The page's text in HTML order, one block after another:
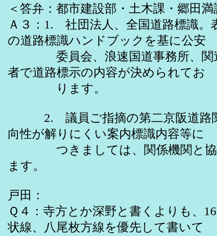
＜答弁：都市建設部・土木課・郷田
Ａ３：1. 社団法人、全国道路標識。
の道路標識ハンドブックを基に公安
委員会、浪速国道事務所、関
者で道路標示の内容が決められてお
ります。
2. 議員ご指摘の第二京阪道路関
向性が解りにくい案内標識内容等に
つきましては、関係機関と協
ます。
戸田：
Ｑ４：寺方とか深野と書くよりも、
状線、八尾枚方線を優先して書いて